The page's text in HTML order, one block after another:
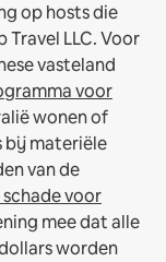
op hosts die
LLC.Voor
vasteland
voor
wonen of
bij materiële
van de
voor
mee dat alle
worden